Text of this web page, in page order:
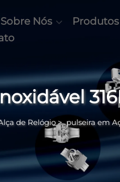
Sobre Nós Produtos
de Relógio>pulseira em